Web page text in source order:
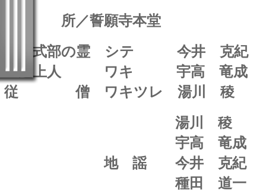
所／誓願寺本堂
和泉式部の霊 シテ
今井 克紀
一遍上人 ワキ 宇高 竜成
従 僧 ワキツレ 湯川 稜
湯川 稜
宇高 竜成
地 謡 今井 克紀
種田 道一